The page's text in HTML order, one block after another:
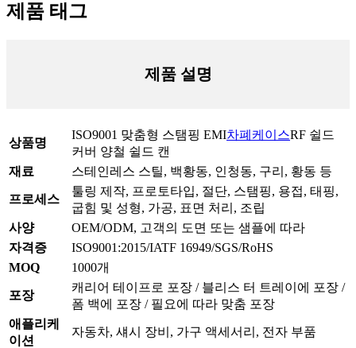
제품 태그
제품 설명
상품명
ISO9001 맞춤형 스탬핑 EMI차폐케이스RF 쉴드
커버 양철 쉴드 캔
재료
스테인레스 스틸, 백황동, 인청동, 구리, 황동 등
프로세스
툴링 제작, 프로토타입, 절단, 스탬핑, 용접, 태핑,
굽힘 및 성형, 가공, 표면 처리, 조립
사양
OEM/ODM, 고객의 도면 또는 샘플에 따라
자격증
ISO9001:2015/IATF 16949/SGS/RoHS
MOQ
1000개
포장
캐리어 테이프로 포장 / 블리스 터 트레이에 포장 /
폼 백에 포장 / 필요에 따라 맞춤 포장
애플리케
이션
자동차, 섀시 장비, 가구 액세서리, 전자 부품